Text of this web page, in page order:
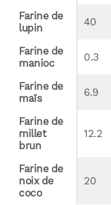
Farine de
lupin
40
Farine de
manioc
0.3
Farine de
maïs
6.9
Farine de
millet
brun
12.2
Farine de
noix de
coco
20